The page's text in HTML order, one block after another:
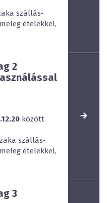
szállás•
ételekkel,
2
között
szállás•
ételekkel,
3